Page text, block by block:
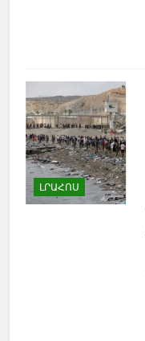
ԼՐԱՀՈՍ